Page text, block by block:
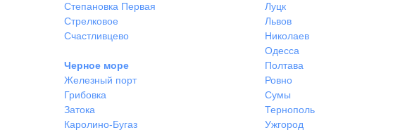
Степановка Первая
Стрелковое
Счастливцево
Черное море
Железный порт
Грибовка
Затока
Каролино-Бугаз
Луцк
Львов
Николаев
Одесса
Полтава
Ровно
Сумы
Тернополь
Ужгород